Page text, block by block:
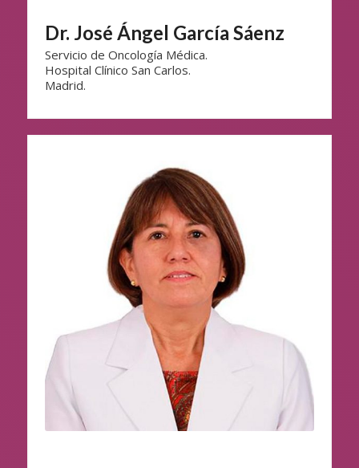
Dr. José Ángel García Sáenz
Servicio de Oncología Médica.
Hospital Clínico San Carlos.
Madrid.